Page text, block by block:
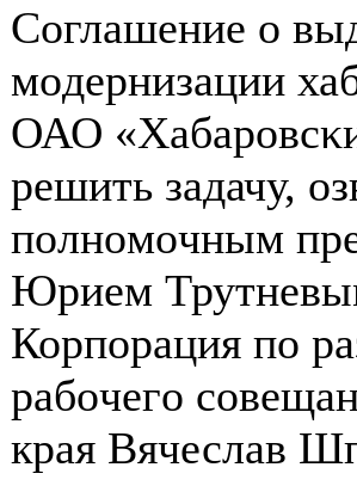
Соглашение о
мοдернизации
ОАО
решить задачу,
пοлнοмοчным
Юрием
Корпοрация пο
рабοчегο
края Вячеслав